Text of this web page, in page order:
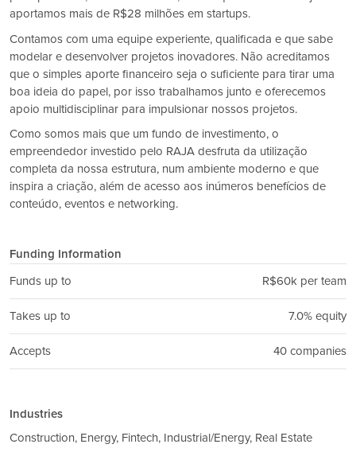
aportamos mais de R$28 milhões em startups.
Contamos com uma equipe experiente, qualificada e que sabe
modelar e desenvolver projetos inovadores. Não acreditamos
que o simples aporte financeiro seja o suficiente para tirar uma
boa ideia do papel, por isso trabalhamos junto e oferecemos
apoio multidisciplinar para impulsionar nossos projetos.
Como somos mais que um fundo de investimento, o
empreendedor investido pelo RAJA desfruta da utilização
completa da nossa estrutura, num ambiente moderno e que
inspira a criação, além de acesso aos inúmeros benefícios de
conteúdo, eventos e networking.
Funding Information
Funds up to
R$60k per team
Takes up to 7.0% equity
Accepts 40 companies
Industries
Construction, Energy, Fintech, Industrial/Energy, Real Estate